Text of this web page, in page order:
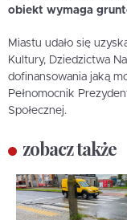
obiekt wymaga
Miastu udało się
Kultury, Dziedzictwa
dofinansowania jaką
Pełnomocnik
Społecznej.
zobacz także